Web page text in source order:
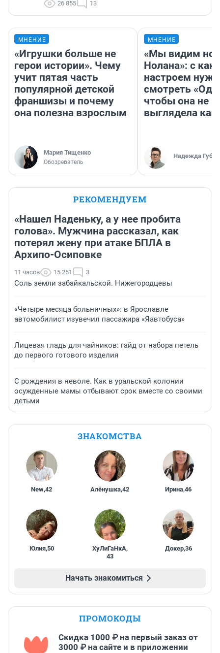
26 855 13
МНЕНИЕ
«Игрушки больше не
герои истории». Чему
учит пятая часть
популярной детской
франшизы и почему
она полезна взрослым
Мария Тищенко
Обозреватель
МНЕНИЕ
«Мы видим
Нолана»: с
настроем
смотреть
чтобы она не
выглядела как
Надежда
РЕКОМЕНДУЕМ
«Нашел Наденьку, а у нее пробита
голова». Мужчина рассказал, как
потерял жену при атаке БПЛА в
Архипо-Осиповке
11 часов 15 251 3
Соль земли забайкальской. Нижегородцевы
«Четыре месяца больничных»: в Ярославле
автомобилист изувечил пассажира «Яавтобуса»
Лицевая гладь для чайников: гайд от набора петель
до первого готового изделия
С рождения в неволе. Как в уральской колонии
осужденные мамы отбывают срок вместе со своими
детьми
ЗНАКОМСТВА
New,42 Алёнушка,42 Ирина,46
Юлия,50 ХуЛиГаНкА,
43
Докер,36
Начать знакомиться
ПРОМОКОДЫ
Скидка 1000 ₽ на первый заказ от
3000 ₽ на сайте и в приложении